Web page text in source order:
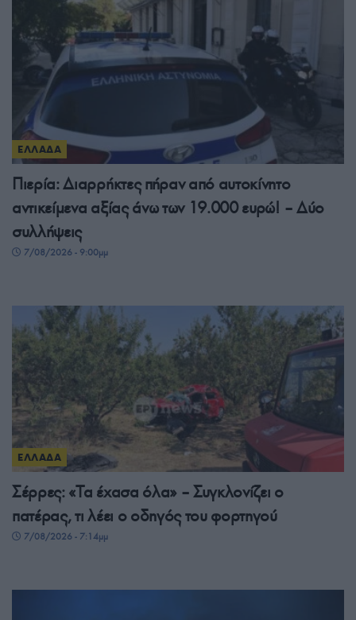
ΕΛΛΑΔΑ
Πιερία: Διαρρήκτες πήραν από αυτοκίνητο
αντικείμενα αξίας άνω των 19.000 ευρώ! – Δύο
συλλήψεις
7/08/2026 - 9:00μμ
ΕΛΛΑΔΑ
Σέρρες: «Τα έχασα όλα» – Συγκλονίζει ο
πατέρας, τι λέει ο οδηγός του φορτηγού
7/08/2026 - 7:14μμ